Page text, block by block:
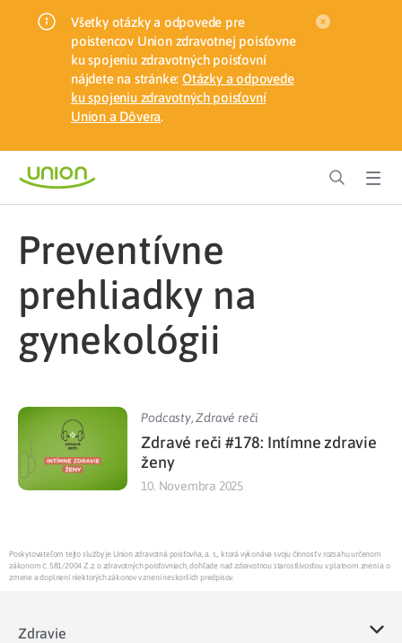
Všetky otázky a odpovede pre
poistencov Union zdravotnej poisťovne
ku spojeniu zdravotných poisťovní
nájdete na stránke: Otázky a odpovede
ku spojeniu zdravotných poisťovní
Union a Dôvera.
preventívne
prehliadky na
gynekológii
Podcasty,Zdravé reči
Zdravé reči #178: Intímne zdravie
ženy
10. Novembra 2025
Poskytovateľom tejto služby je Union zdravotná poisťovňa, a. s., ktorá vykonáva svoju činnosť v rozsahu určenom
zákonom č. 581/2004 Z.z. o zdravotných poisťovniach, dohľade nad zdravotnou starostlivosťou v platnom znení a o
zmene a doplnení niektorých zákonov v znení neskorších predpisov.
Zdravie